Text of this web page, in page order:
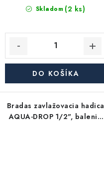
Skladom (2 ks)
DO KOŠÍKA
Bradas zavlažovacia hadica
AQUA-DROP 1/2", balenie